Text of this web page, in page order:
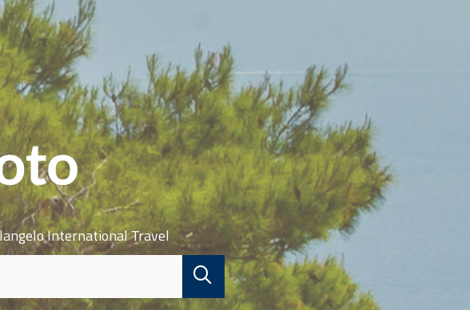
International Travel